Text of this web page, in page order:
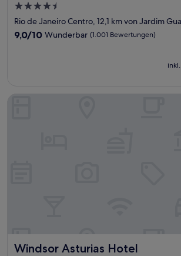
4.5-
Sterne-
Unterkunft
Rio de Janeiro Centro, 12,1 km von Jardim
9.0
9,0/10 Wunderbar (1.001 Bewertungen)
Windsor Asturias Hotel
Windsor Asturias Hotel